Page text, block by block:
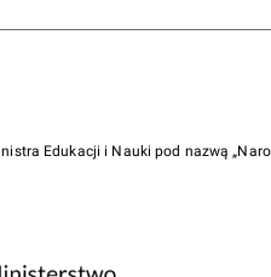
Edukacji i Nauki pod nazwą